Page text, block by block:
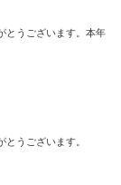
とうございます。本年
うございます。